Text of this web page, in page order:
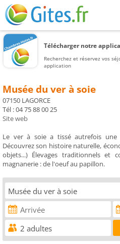
Télécharger notre
Recherchez et réservez vos
application
Musée du ver à soie
07150 LAGORCE
Tél : 04 75 88 00 25
Site web
Le ver à soie a tissé autrefois une
Découvrez son histoire naturelle,
objets...) Élevages traditionnels et
magnanerie : de l'oeuf au papillon.